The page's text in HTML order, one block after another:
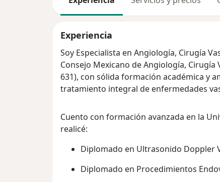
Experiencia
Soy Especialista en Angiología, Cirugía
Consejo Mexicano de Angiología,
631), con sólida formación académica y
tratamiento integral de enfermedades
Cuento con formación avanzada en la
realicé:
Diplomado en Ultrasonido Doppler
Diplomado en Procedimientos